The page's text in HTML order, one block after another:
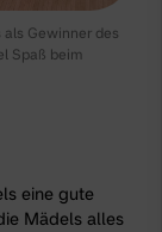
als Gewinner des
Spaß beim
eine gute
Mädels alles